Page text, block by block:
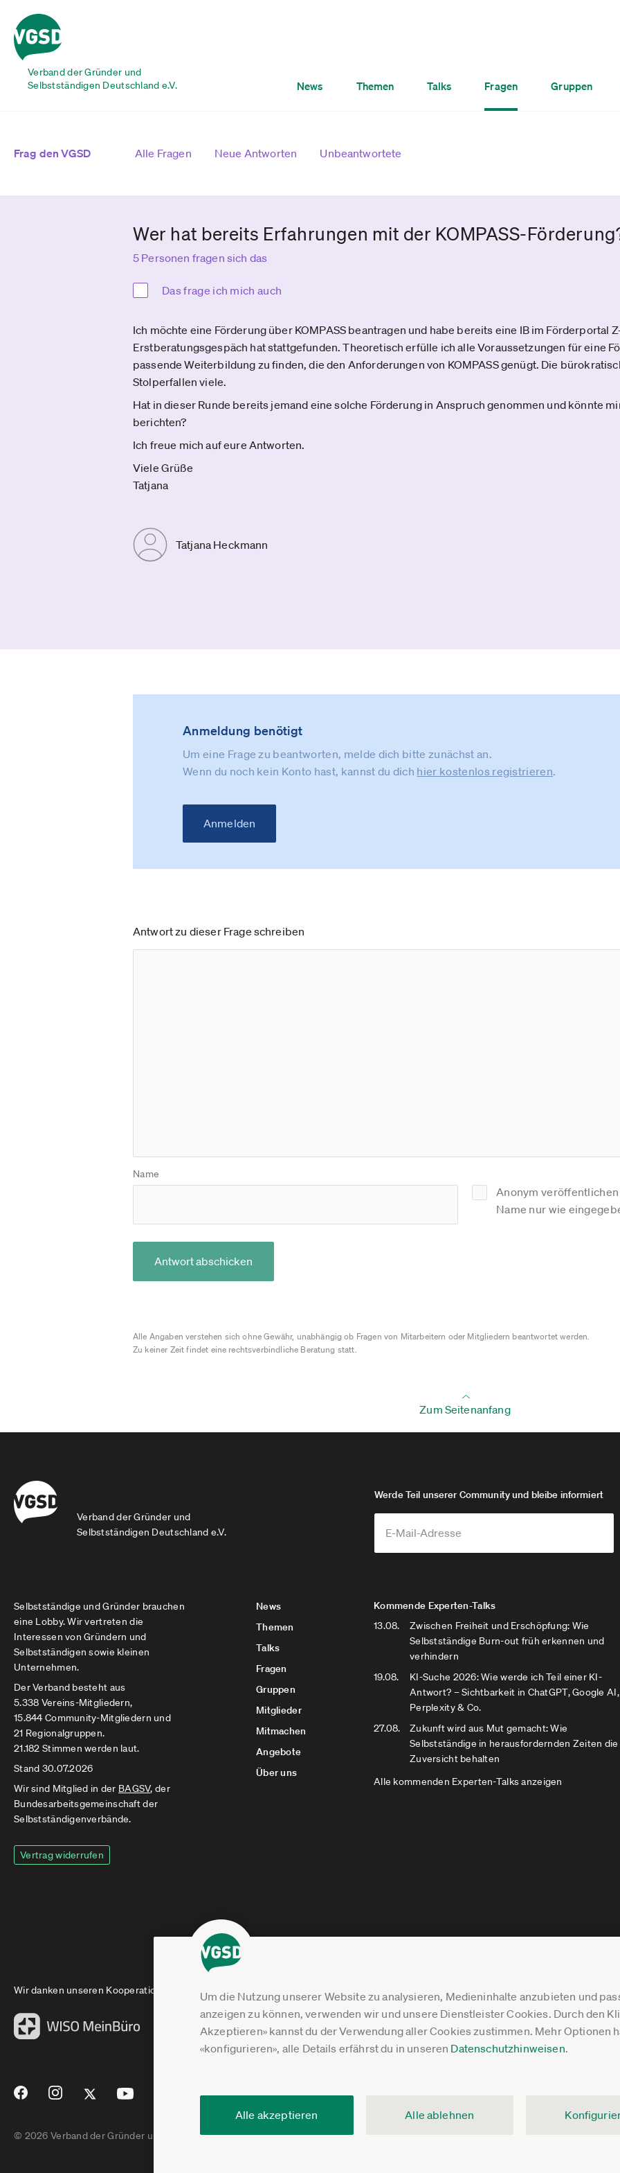
Verband der Gründer und
Selbstständigen Deutschland e.V.
News Themen Talks Fragen Gruppen
Um die Nutzung unserer Website zu analysieren, Medieninhalte anzubieten und
anzeigen zu können, verwenden wir und unsere Dienstleister Cookies. Durch den
Akzeptieren» kannst du der Verwendung aller Cookies zustimmen. Mehr Optionen
«konfigurieren», alle Details erfährst du in unseren Datenschutzhinweisen.
Alle akzeptieren Alle ablehnen
Frag den VGSD Alle Fragen Neue Antworten Unbeantwortete
Wer hat bereits Erfahrungen mit der KOMPASS-
5 Personen fragen sich das
Das frage ich mich auch
Ich möchte eine Förderung über KOMPASS beantragen und habe bereits eine IB im Förderportal
Erstberatungsgespäch hat stattgefunden. Theoretisch erfülle ich alle Voraussetzungen für eine
passende Weiterbildung zu finden, die den Anforderungen von KOMPASS genügt. Die
Stolperfallen viele.
Hat in dieser Runde bereits jemand eine solche Förderung in Anspruch genommen und könnte
berichten?
Ich freue mich auf eure Antworten.
Viele Grüße
Tatjana
Tatjana Heckmann
Anmeldung benötigt
Um eine Frage zu beantworten, melde dich bitte zunächst an.
Wenn du noch kein Konto hast, kannst du dich hier kostenlos registrieren.
Anmelden
Antwort zu dieser Frage schreiben
Name
Anonym
Name nur wie
Antwort abschicken
Alle Angaben verstehen sich ohne Gewähr, unabhängig ob Fragen von Mitarbeitern oder Mitgliedern beantwortet werden.
Zu keiner Zeit findet eine rechtsverbindliche Beratung statt.
Zum Seitenanfang
Verband der Gründer und
Selbstständigen Deutschland e.V.
Werde Teil unserer Community und bleibe informiert
Selbstständige und Gründer brauchen
eine Lobby. Wir vertreten die
Interessen von Gründern und
Selbstständigen sowie kleinen
Unternehmen.
Der Verband besteht aus
5.338 Vereins-Mitgliedern,
15.844 Community-Mitgliedern und
21 Regionalgruppen.
21.182 Stimmen werden laut.
Stand 30.07.2026
Wir sind Mitglied in der BAGSV, der
Bundesarbeitsgemeinschaft der
Selbstständigenverbände.
Vertrag widerrufen
News
Themen
Talks
Fragen
Gruppen
Mitglieder
Mitmachen
Angebote
Über uns
Kommende Experten-Talks
13.08.
Zwischen Freiheit und Erschöpfung: Wie
Selbstständige Burn-out früh erkennen und
verhindern
19.08.
KI-Suche 2026: Wie werde ich Teil einer KI-
Antwort? – Sichtbarkeit in ChatGPT, Google AI,
Perplexity & Co.
27.08.
Zukunft wird aus Mut gemacht: Wie
Selbstständige in herausfordernden Zeiten die
Zuversicht behalten
Alle kommenden Experten-Talks anzeigen
Wir danken unseren Kooperationspartnern
© 2026 Verband der Gründer und Selbstständigen Deutschland e.V.